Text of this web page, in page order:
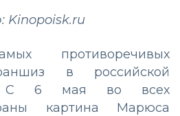
Kinopoisk.ru
противоречивых
в российской
С 6 мая во всех
картина Марюса